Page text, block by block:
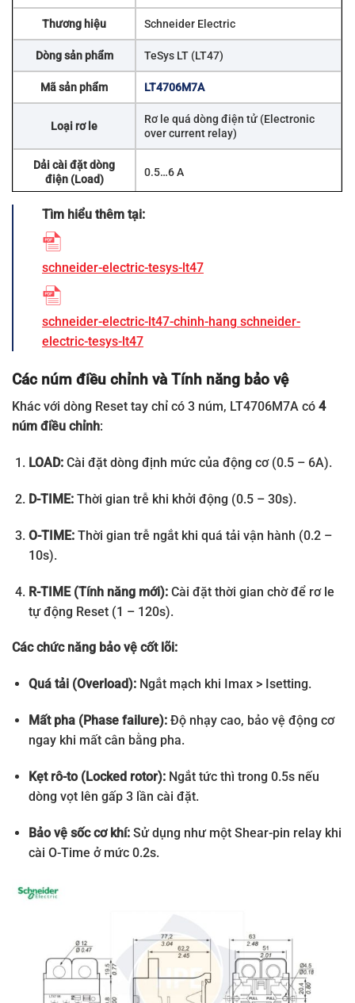
Thương hiệu Schneider Electric
Dòng sản phẩm TeSys LT (LT47)
Mã sản phẩm LT4706M7A
Loại rơ le
Rơ le quá dòng điện tử (Electronic
over current relay)
Dải cài đặt dòng
điện (Load)
0.5…6 A
Điện áp nguồn điều
200…240 V AC
Thời gian Reset (R-
Time)
Loại tiếp điểm
Đường kính lỗ CT 12 mm
Thời gian bảo hành
Reset tự động tương đương mã EOCRAR-05S
Tìm hiểu thêm tại:
schneider-electric-tesys-lt47
schneider-electric-lt47-chinh-hang schneider-
electric-tesys-lt47
Các núm điều chỉnh và Tính năng bảo vệ
Khác với dòng Reset tay chỉ có 3 núm, LT4706M7A có 4
núm điều chỉnh:
LOAD:Cài đặt dòng định mức của động cơ (0.5 – 6A).
D-TIME:Thời gian trễ khi khởi động (0.5 – 30s).
O-TIME:Thời gian trễ ngắt khi quá tải vận hành (0.2 –
10s).
R-TIME (Tính năng mới):Cài đặt thời gian chờ để rơ le
tự động Reset (1 – 120s).
Các chức năng bảo vệ cốt lõi:
Quá tải (Overload):Ngắt mạch khi Imax > Isetting.
Mất pha (Phase failure):Độ nhạy cao, bảo vệ động cơ
ngay khi mất cân bằng pha.
Kẹt rô-to (Locked rotor):Ngắt tức thì trong 0.5s nếu
dòng vọt lên gấp 3 lần cài đặt.
Bảo vệ sốc cơ khí:Sử dụng như một Shear-pin relay khi
cài O-Time ở mức 0.2s.